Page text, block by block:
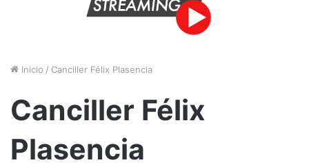
Inicio / Canciller Félix Plasencia
Canciller Félix
Plasencia